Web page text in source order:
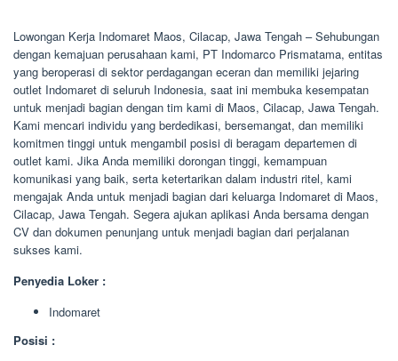
Lowongan Kerja Indomaret Maos, Cilacap, Jawa Tengah – Sehubungan
dengan kemajuan perusahaan kami, PT Indomarco Prismatama, entitas
yang beroperasi di sektor perdagangan eceran dan memiliki jejaring
outlet Indomaret di seluruh Indonesia, saat ini membuka kesempatan
untuk menjadi bagian dengan tim kami di Maos, Cilacap, Jawa Tengah.
Kami mencari individu yang berdedikasi, bersemangat, dan memiliki
komitmen tinggi untuk mengambil posisi di beragam departemen di
outlet kami. Jika Anda memiliki dorongan tinggi, kemampuan
komunikasi yang baik, serta ketertarikan dalam industri ritel, kami
mengajak Anda untuk menjadi bagian dari keluarga Indomaret di Maos,
Cilacap, Jawa Tengah. Segera ajukan aplikasi Anda bersama dengan
CV dan dokumen penunjang untuk menjadi bagian dari perjalanan
sukses kami.
Penyedia Loker :
Indomaret
Posisi :